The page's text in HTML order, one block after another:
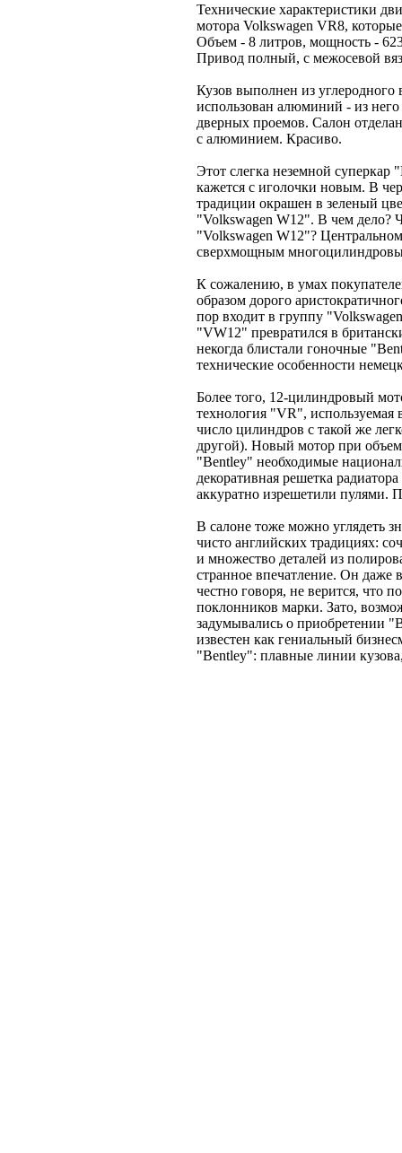
Технические характеристики
мотора Volkswagen VR8,
Объем - 8 литров, мощность -
Привод полный, с межосевой
Кузов выполнен из
использован алюминий - из
дверных проемов. Салон
с алюминием. Красиво.
Этот слегка неземной суперкар
кажется с иголочки новым. В
традиции окрашен в зеленый
"Volkswagen W12". В чем дело?
"Volkswagen W12"?
сверхмощным
К сожалению, в умах
образом дорого
пор входит в группу
"VW12" превратился в
некогда блистали гоночные
технические особенности
Более того, 12-цилиндровый
технология "VR", используемая
число цилиндров с такой же
другой). Новый мотор при
"Bentley" необходимые
декоративная решетка
аккуратно изрешетили
В салоне тоже можно углядеть
чисто английских традициях:
и множество деталей из
странное впечатление. Он даже
честно говоря, не верится, что
поклонников марки. Зато,
задумывались о приобретении
известен как гениальный
"Bentley": плавные линии